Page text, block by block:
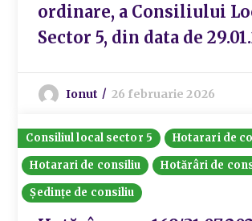
ordinare, a Consiliului
Sector 5, din data de
Ionut 26 februarie 2026
Consiliul local sector 5
Hotarari de
Hotarari de consiliu
Hotărâri de
Ședințe de consiliu